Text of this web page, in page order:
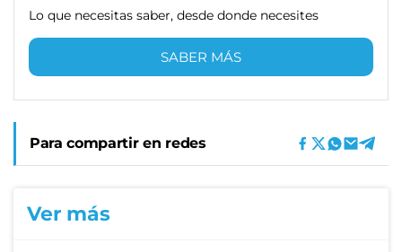
Lo que necesitas saber, desde donde necesites
SABER MÁS
Para compartir en redes
Ver más